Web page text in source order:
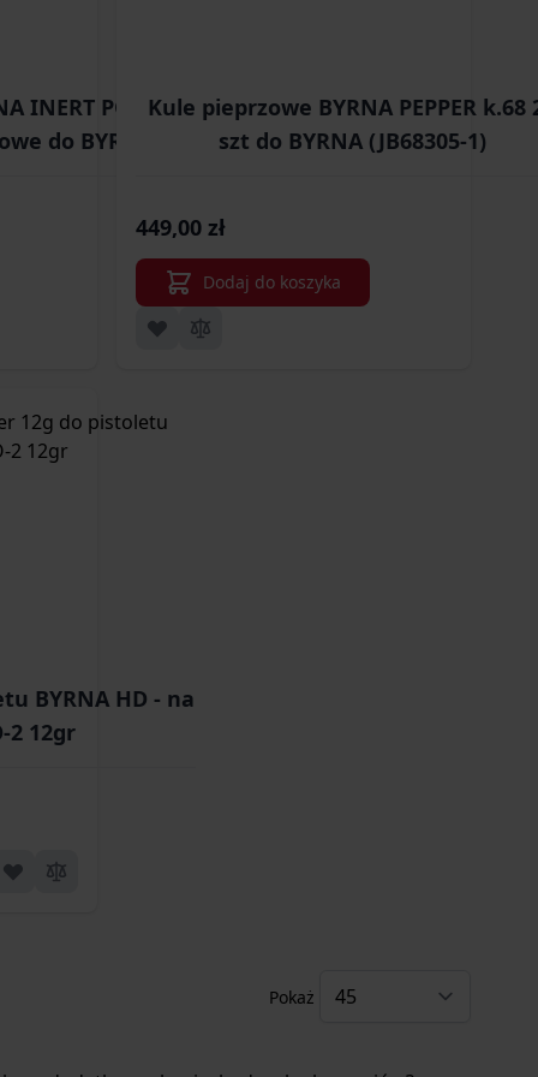
INERT POWDER
do BYRNA
Kule pieprzowe BYRNA PEPPER k.68
szt do BYRNA (JB68305-1)
449,00 zł
Dodaj do koszyka
BYRNA HD - na
2 12gr
Pokaż